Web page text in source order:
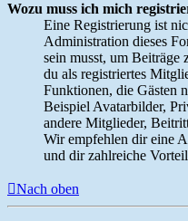
Wozu muss ich mich
Eine Registrierung ist
Administration dieses
sein musst, um Beiträge
du als registriertes
Funktionen, die Gästen
Beispiel Avatarbilder,
andere Mitglieder,
Wir empfehlen dir eine
und dir zahlreiche
Nach oben